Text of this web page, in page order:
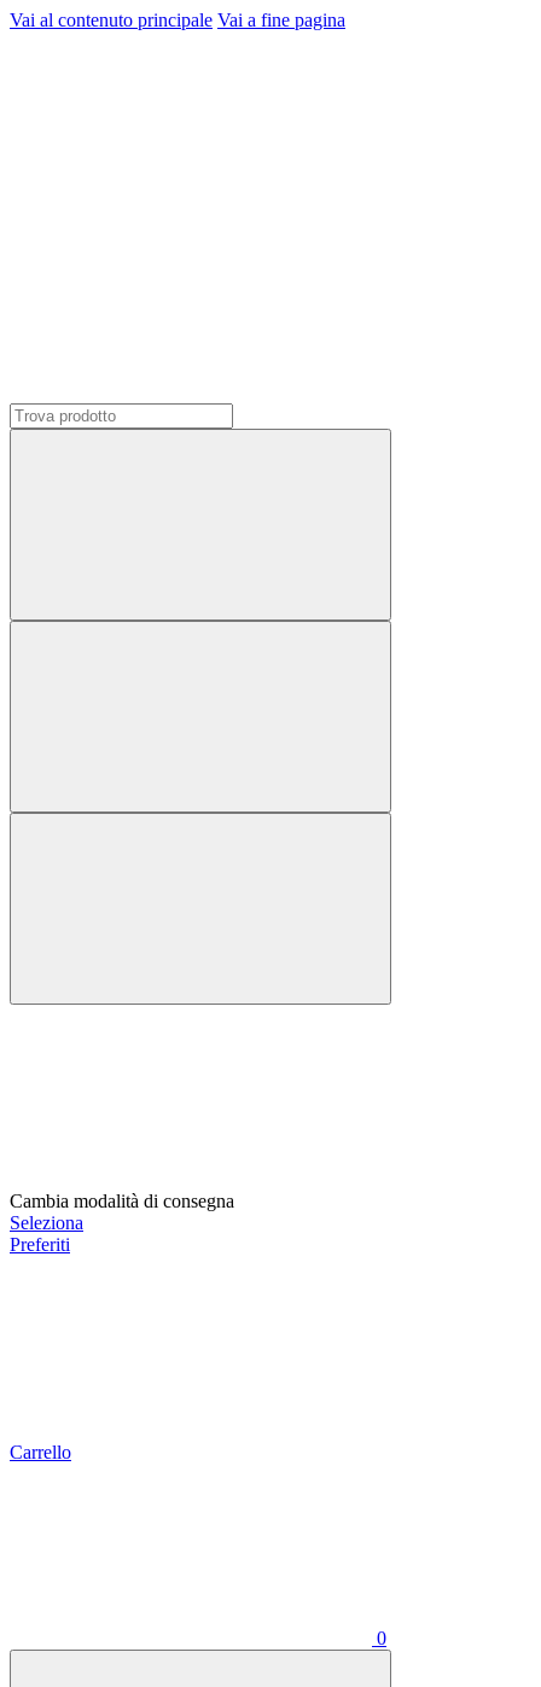
Vai al contenuto principale Vai a fine pagina
Cambia modalità di consegna
Seleziona
Preferiti
Carrello
0